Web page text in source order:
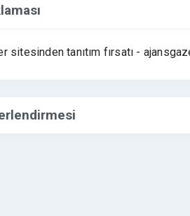
sitesinden tanıtım fırsatı -